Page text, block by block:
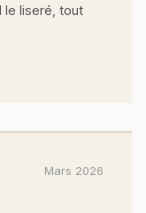
le liseré, tout
Mars 2026